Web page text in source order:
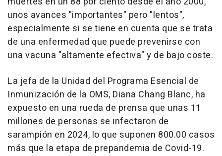
unos avances "importantes" pero "lentos",
especialmente si se tiene en cuenta que se trata
de una enfermedad que puede prevenirse con
una vacuna "altamente efectiva" y de bajo coste.
La jefa de la Unidad del Programa Esencial de
Inmunización de la OMS, Diana Chang Blanc, ha
expuesto en una rueda de prensa que unas 11
millones de personas se infectaron de
sarampión en 2024, lo que suponen 800.00 casos
más que la etapa de prepandemia de Covid-19.